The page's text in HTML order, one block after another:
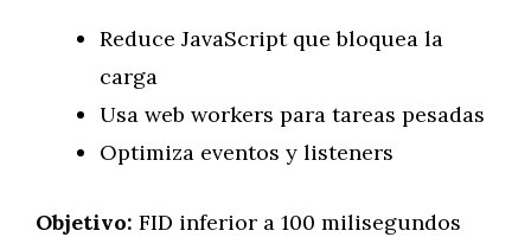
Reduce JavaScript que bloquea la
carga
Usa web workers para tareas pesadas
Optimiza eventos y listeners
Objetivo: FID inferior a 100 milisegundos